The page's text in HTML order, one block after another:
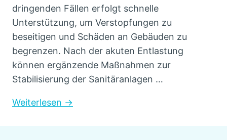
dringenden Fällen erfolgt schnelle
Unterstützung, um Verstopfungen zu
beseitigen und Schäden an Gebäuden zu
begrenzen. Nach der akuten Entlastung
können ergänzende Maßnahmen zur
Stabilisierung der Sanitäranlagen …
Weiterlesen →